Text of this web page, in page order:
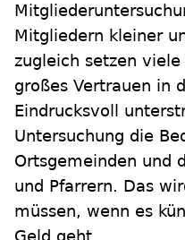
Mitgliedern kleiner
zugleich setzen
großes Vertrauen in
Eindrucksvoll
Untersuchung die
Ortsgemeinden und
und Pfarrern. Das
müssen, wenn es
Geld geht.